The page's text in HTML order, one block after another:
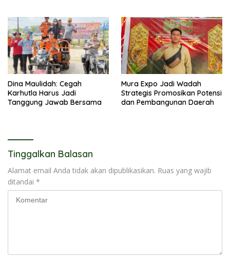
Dina Maulidah: Cegah
Karhutla Harus Jadi
Tanggung Jawab Bersama
Mura Expo Jadi Wadah
Strategis Promosikan Potensi
dan Pembangunan Daerah
Tinggalkan Balasan
Alamat email Anda tidak akan dipublikasikan. Ruas yang wajib
ditandai *